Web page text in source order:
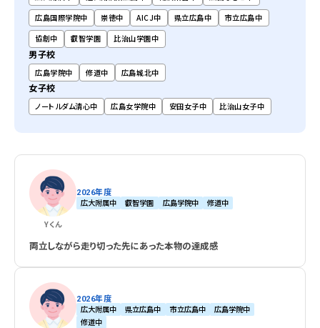
広島国際学院中
崇徳中 AICJ中 県立広島中
市立広島中
協創中
叡智学園 比治山学園中
男子校
広島学院中 修道中 広島城北中
女子校
ノートルダム清心中 広島女学院中 安田女子中 比治山女子中
Yくん
2026年度
広大附属中 叡智学園 広島学院中 修道中
両立しながら走り切った先にあった本物の達成感
2026年度
広大附属中 県立広島中 市立広島中
広島学院中
修道中